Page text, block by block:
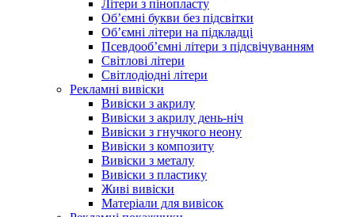
Літери з пінопласту
Об’ємні букви без підсвітки
Об’ємні літери на підкладці
Псевдооб’ємні літери з підсвічуванням
Світлові літери
Світлодіодні літери
Рекламні вивіски
Вивіски з акрилу
Вивіски з акрилу день-ніч
Вивіски з гнучкого неону
Вивіски з композиту
Вивіски з металу
Вивіски з пластику
Живі вивіски
Матеріали для вивісок